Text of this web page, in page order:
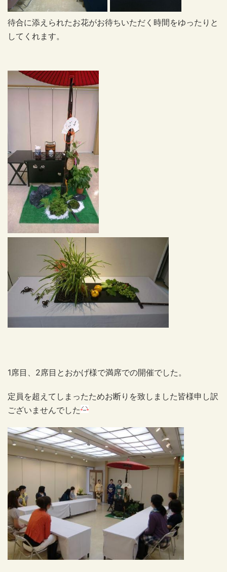
待合に添えられたお花がお待ちいただく時間をゆったりと
してくれます。
1席目、2席目とおかげ様で満席での開催でした。
定員を超えてしまったためお断りを致しました皆様申し訳
ございませんでした